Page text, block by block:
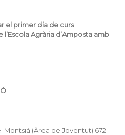
el primer dia de curs
Agrària d’Amposta amb
Montsià (Àrea de Joventut) 672